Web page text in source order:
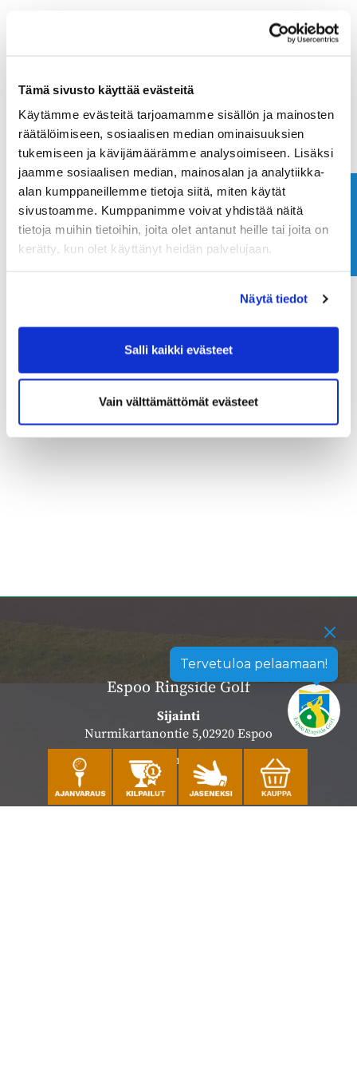
Tämä sivusto käyttää evästeitä
Käytämme evästeitä tarjoamamme sisällön ja mainosten
räätälöimiseen, sosiaalisen median ominaisuuksien
tukemiseen ja kävijämäärämme analysoimiseen. Lisäksi
jaamme sosiaalisen median, mainosalan ja analytiikka-
alan kumppaneillemme tietoja siitä, miten käytät
sivustoamme. Kumppanimme voivat yhdistää näitä
tietoja muihin tietoihin, joita olet antanut heille tai joita on
kerätty, kun olet käyttänyt heidän palvelujaan.
Näytä tiedot
Salli kaikki evästeet
Vain välttämättömät evästeet
Tervetuloa pelaamaan!
Espoo Ringside Golf
Sijainti
Nurmikartanontie 5,02920 Espoo
Katso sijainti kartalla